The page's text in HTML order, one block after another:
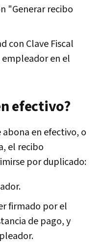
"Generar recibo
con Clave Fiscal
en el
efectivo?
en efectivo, o
el recibo
por duplicado:
firmado por el
de pago, y